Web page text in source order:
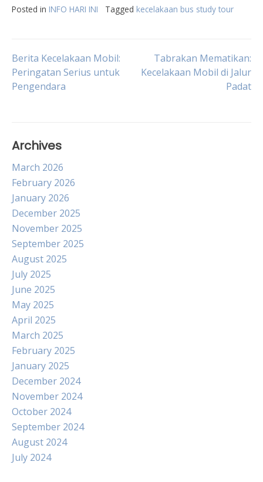
Posted in INFO HARI INI Tagged kecelakaan bus study tour
Post
navigation
Berita Kecelakaan Mobil:
Peringatan Serius untuk
Pengendara
Tabrakan Mematikan:
Kecelakaan Mobil di Jalur
Padat
Archives
March 2026
February 2026
January 2026
December 2025
November 2025
September 2025
August 2025
July 2025
June 2025
May 2025
April 2025
March 2025
February 2025
January 2025
December 2024
November 2024
October 2024
September 2024
August 2024
July 2024